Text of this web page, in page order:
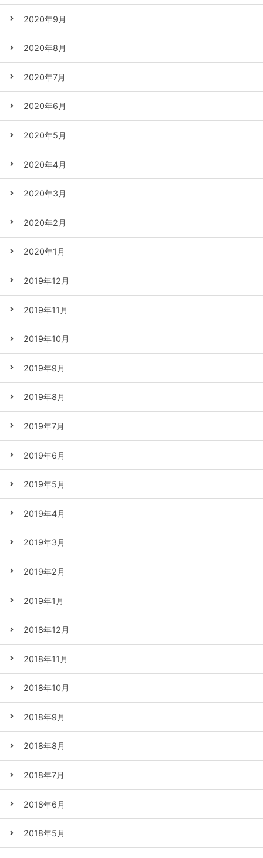
2020年9月
2020年8月
2020年7月
2020年6月
2020年5月
2020年4月
2020年3月
2020年2月
2020年1月
2019年12月
2019年11月
2019年10月
2019年9月
2019年8月
2019年7月
2019年6月
2019年5月
2019年4月
2019年3月
2019年2月
2019年1月
2018年12月
2018年11月
2018年10月
2018年9月
2018年8月
2018年7月
2018年6月
2018年5月